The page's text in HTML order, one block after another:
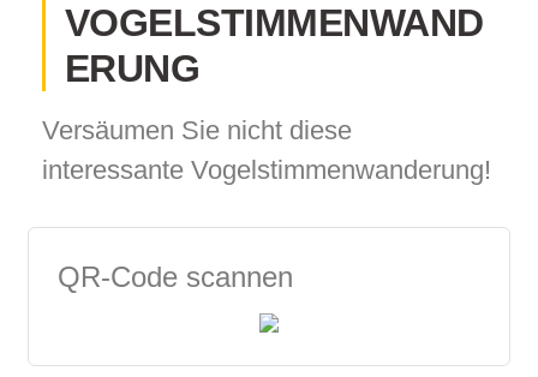
VOGELSTIMMENWAND
ERUNG
Versäumen Sie nicht diese
interessante Vogelstimmenwanderung!
QR-Code scannen